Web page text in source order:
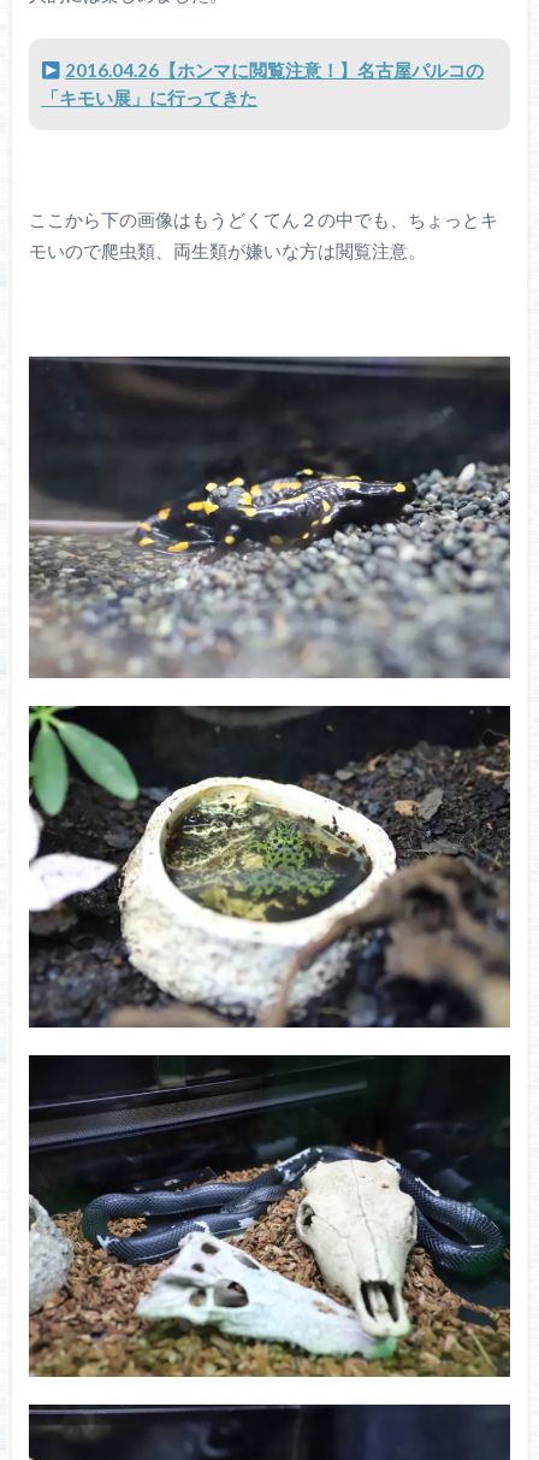
2016.04.26【ホンマに閲覧注意！】名古屋パルコの
「キモい展」に行ってきた
ここから下の画像はもうどくてん２の中でも、ちょっとキ
モいので爬虫類、両生類が嫌いな方は閲覧注意。